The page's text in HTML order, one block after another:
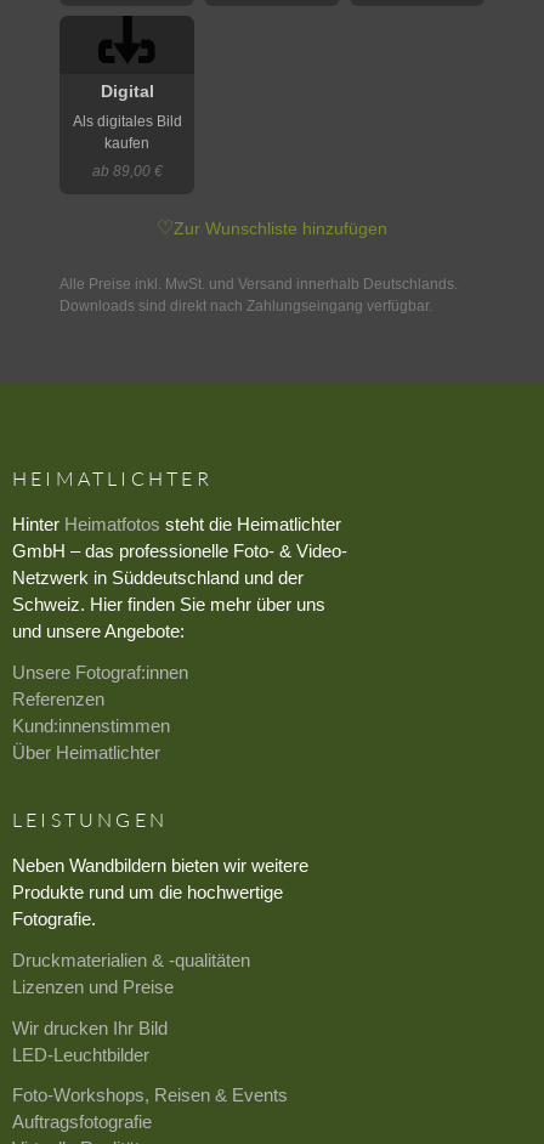
Digital
Als digitales Bild
kaufen
ab 89,00 €
♡Zur Wunschliste hinzufügen
Alle Preise inkl. MwSt. und Versand innerhalb Deutschlands.
Downloads sind direkt nach Zahlungseingang verfügbar.
HEIMATLICHTER
Hinter Heimatfotos steht die Heimatlichter
GmbH – das professionelle Foto- & Video-
Netzwerk in Süddeutschland und der
Schweiz. Hier finden Sie mehr über uns
und unsere Angebote:
Unsere Fotograf:innen
Referenzen
Kund:innenstimmen
Über Heimatlichter
LEISTUNGEN
Neben Wandbildern bieten wir weitere
Produkte rund um die hochwertige
Fotografie.
Druckmaterialien & -qualitäten
Lizenzen und Preise
Wir drucken Ihr Bild
LED-Leuchtbilder
Foto-Workshops, Reisen & Events
Auftragsfotografie